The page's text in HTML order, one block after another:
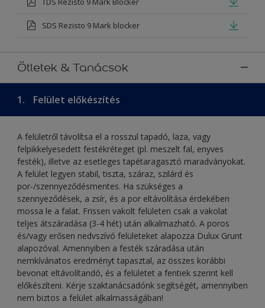
SDS Rezisto 9 Mark blocker
Ötletek & Tanácsok
1. Felület előkészítés
A felületről távolítsa el a rosszul tapadó, laza, vagy
felpikkelyesedett festékréteget (pl. meszelt fal, enyves
festék), illetve az esetleges tapétaragasztó maradványokat.
A felület legyen stabil, tiszta, száraz, szilárd és
por-/szennyeződésmentes. Ha szükséges a
szennyeződések, a zsír, és a por eltávolítása érdekében
mossa le a falat. Frissen vakolt felületen csak a vakolat
teljes átszáradása (3-4 hét) után alkalmazható. A poros
és/vagy erősen nedvszívó felületeket alapozza Dulux Grunt
alapozóval. Amennyiben a festék száradása után
nemkívánatos eredményt tapasztal, az összes korábbi
bevonat eltávolítandó, és a felületet a fentiek szerint kell
előkészíteni. Kérje szaktanácsadónk segítségét, amennyiben
nem biztos a felület alkalmasságában!